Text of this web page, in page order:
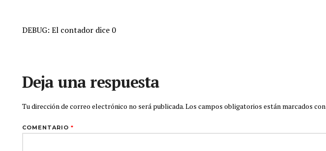
DEBUG: El contador dice 0
Deja una respuesta
Tu dirección de correo electrónico no será publicada.Los campos obligatorios están marcados con
COMENTARIO *